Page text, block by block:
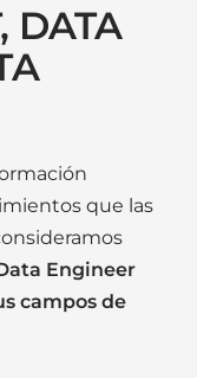
DATA
que las
Engineer
campos de